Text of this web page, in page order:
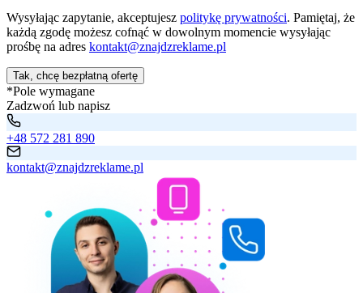
Wysyłając zapytanie, akceptujesz politykę prywatności. Pamiętaj, że
każdą zgodę możesz cofnąć w dowolnym momencie wysyłając
prośbę na adres kontakt@znajdzreklame.pl
Tak, chcę bezpłatną ofertę
*Pole wymagane
Zadzwoń lub napisz
+48 572 281 890
kontakt@znajdzreklame.pl